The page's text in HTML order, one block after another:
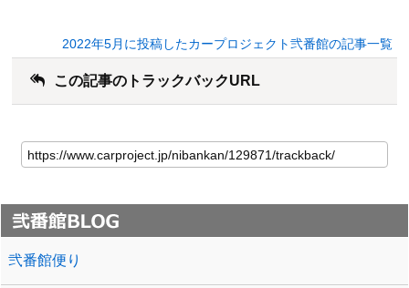
2022年5月に投稿したカープロジェクト弐番館の記事一覧
この記事のトラックバックURL
弐番館便り